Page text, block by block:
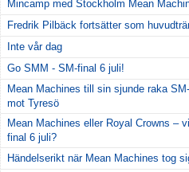
Mincamp med Stockholm Mean
Fredrik Pilbäck fortsätter som
Inte vår dag
Go SMM - SM-final 6 juli!
Mean Machines till sin sjunde raka
mot Tyresö
Mean Machines eller Royal Crowns –
final 6 juli?
Händelserikt när Mean Machines tog